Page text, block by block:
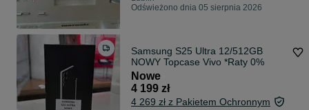
Odświeżono dnia 05 sierpnia 2026
Samsung S25 Ultra 12/512GB
NOWY Topcase Vivo *Raty 0%
Nowe
4 199 zł
4 269 zł z Pakietem Ochronnym